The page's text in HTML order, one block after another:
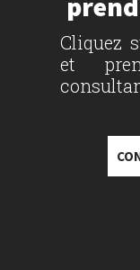
Cliquez
et